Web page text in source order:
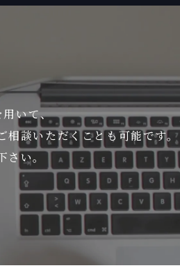
いて、
相談いただくことも可能です。
さい。